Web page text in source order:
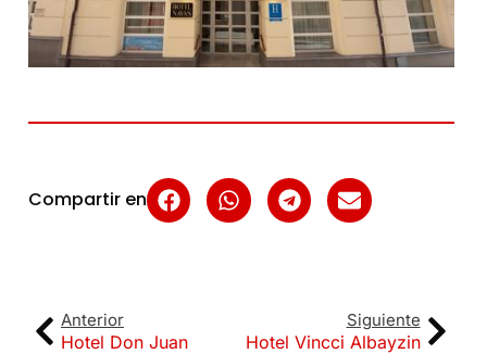
Compartir en
Anterior
Hotel Don Juan
Siguiente
Hotel Vincci Albayzin